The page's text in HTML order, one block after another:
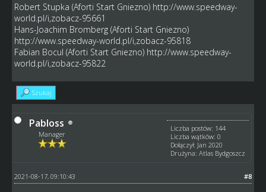
Robert Stupka (Aforti Start Gniezno) http://www.speedway-
world.pl/i,zobacz-95661
Hans-Joachim Bromberg (Aforti Start Gniezno)
http://www.speedway-world.pl/i,zobacz-95818
Fabian Bocul (Aforti Start Gniezno) http://www.speedway-
world.pl/i,zobacz-95822
Szukaj
Pabloss
Manager
Liczba postów: 144
Liczba wątków: 0
Dołączył: Jan 2020
Drużyna: Atlas Bydgoszcz
#8
2021-08-17, 09:10:43